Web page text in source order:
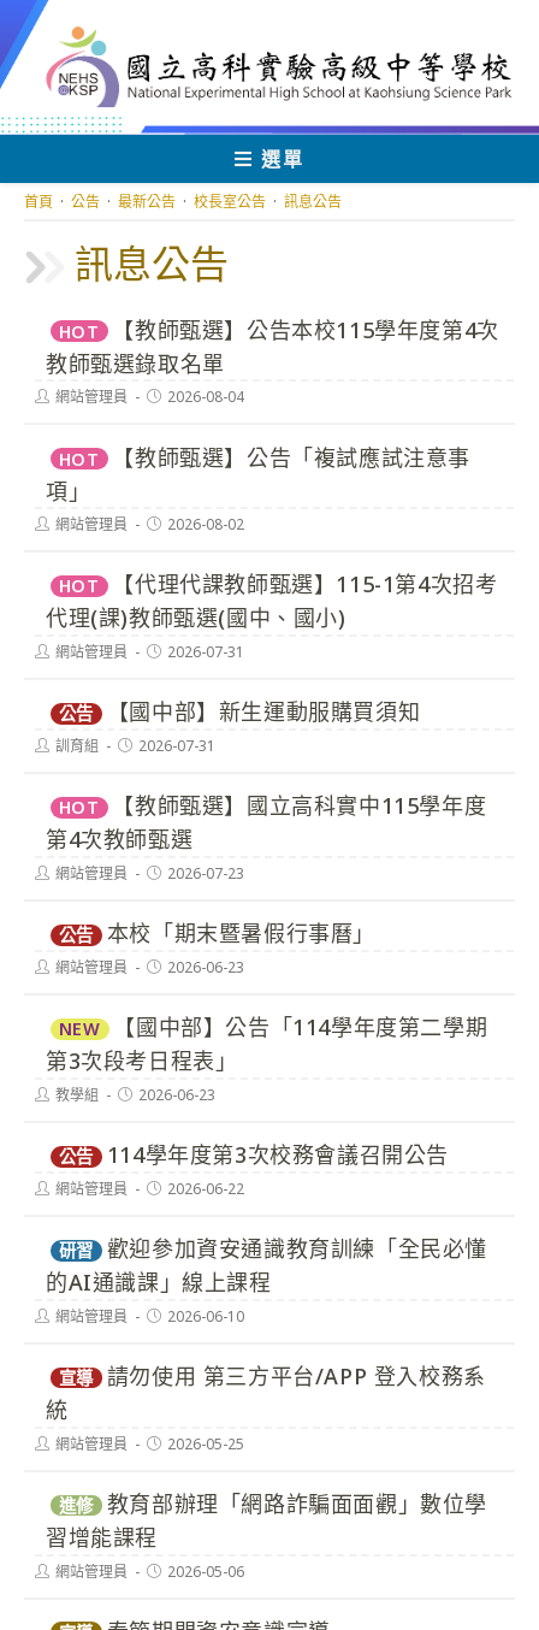
轉
至
要
容
選單
訊息公告
首頁 · 公告 · 最新公告 · 校長室公告 · 訊息公告
HOT
【教師甄選】公告本校115學年度第4次
教師甄選錄取名單
Post網站管理員
Post2026-08-04
HOT
【教師甄選】公告「複試應試注意事
項」
Post網站管理員
Post2026-08-02
HOT
【代理代課教師甄選】115-1第4次招考
代理(課)教師甄選(國中、國小)
Post網站管理員
Post2026-07-31
公告 【國中部】新生運動服購買須知
Post訓育組
Post2026-07-31
HOT
【教師甄選】國立高科實中115學年度
第4次教師甄選
Post網站管理員
Post2026-07-23
公告 本校「期末暨暑假行事曆」
Post網站管理員
Post2026-06-23
NEW
【國中部】公告「114學年度第二學期
第3次段考日程表」
Post教學組
Post2026-06-23
公告 114學年度第3次校務會議召開公告
Post網站管理員
Post2026-06-22
研習
歡迎參加資安通識教育訓練「全民必懂
的AI通識課」線上課程
Post網站管理員
Post2026-06-10
宣導 請勿使用 第三方平台/APP 登入校務系
統
Post網站管理員
Post2026-05-25
進修 教育部辦理「網路詐騙面面觀」數位學
習增能課程
Post網站管理員
Post2026-05-06